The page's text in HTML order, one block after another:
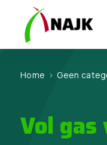
Home > Geen
Vol